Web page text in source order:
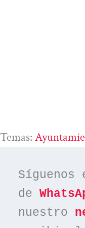
Temas:
Síguenos
de
nuestro